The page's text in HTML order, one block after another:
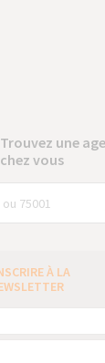
Trouvez une
chez vous
À LA